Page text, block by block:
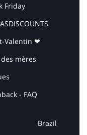
Friday
Valentin ❤
des mères
- FAQ
Brazil